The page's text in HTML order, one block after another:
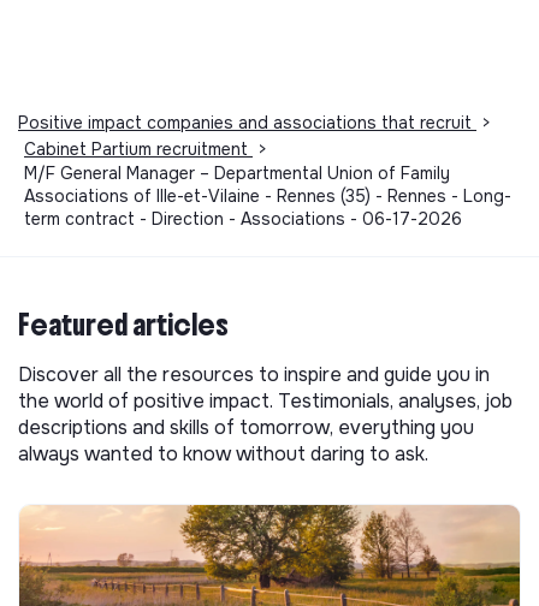
Positive impact companies and associations that recruit
>
Cabinet Partium recruitment
>
M/F General Manager – Departmental Union of Family
Associations of Ille-et-Vilaine - Rennes (35) - Rennes - Long-
term contract - Direction - Associations - 06-17-2026
Featured articles
Discover all the resources to inspire and guide you in
the world of positive impact. Testimonials, analyses, job
descriptions and skills of tomorrow, everything you
always wanted to know without daring to ask.